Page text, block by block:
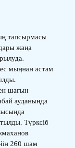
тапсырмасы
жаңа
мыңнан астам
шағын
ауданында
Түрксіб
260 шам